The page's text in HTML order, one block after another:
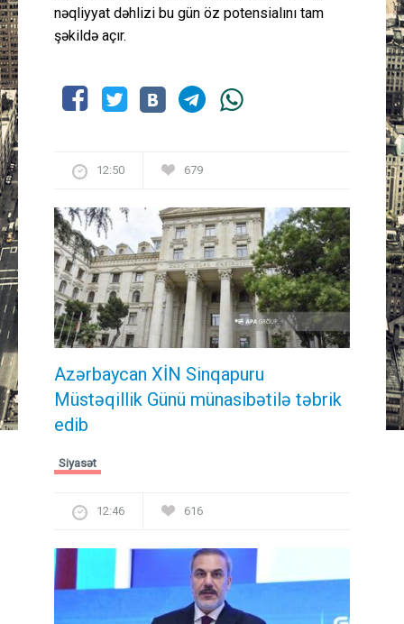
nəqliyyat dəhlizi bu gün öz potensialını tam
şəkildə açır.
12:50 679
Azərbaycan XİN Sinqapuru
Müstəqillik Günü münasibətilə təbrik
edib
Siyasət
12:46 616